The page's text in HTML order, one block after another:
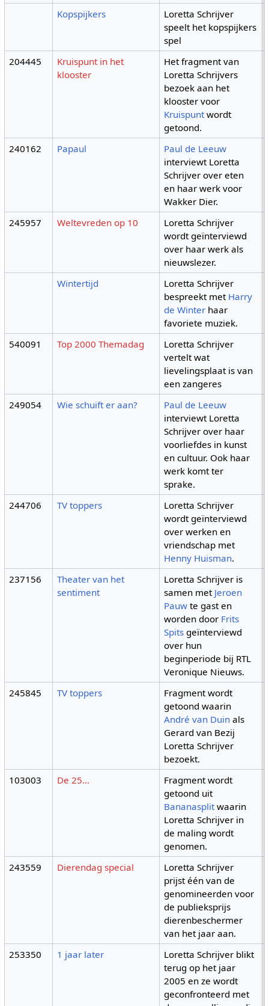
Kopspijkers
Loretta Schrijver
speelt het kopspijkers
spel
204445
Kruispunt in het
klooster
Het fragment van
Loretta Schrijvers
bezoek aan het
klooster voor
Kruispuntwordt
getoond.
240162 Papaul
Paul de Leeuw
interviewt Loretta
Schrijver over eten
en haar werk voor
Wakker Dier.
245957 Weltevreden op 10
Loretta Schrijver
wordt geïnterviewd
over haar werk als
nieuwslezer.
Wintertijd
Loretta Schrijver
bespreekt met Harry
de Winter haar
favoriete muziek.
540091 Top 2000 Themadag
Loretta Schrijver
vertelt wat
lievelingsplaat is van
een zangeres
249054 Wie schuift er aan?
Paul de Leeuw
interviewt Loretta
Schrijver over haar
voorliefdes in kunst
en cultuur. Ook haar
werk komt ter
sprake.
244706 TV toppers
Loretta Schrijver
wordt geïnterviewd
over werken en
vriendschap met
Henny Huisman.
237156
Theater van het
sentiment
Loretta Schrijver is
samen met Jeroen
Pauw te gast en
worden door Frits
Spits geïnterviewd
over hun
beginperiode bij RTL
Veronique Nieuws.
245845 TV toppers
Fragment wordt
getoond waarin
André van Duin als
Gerard van Bezij
Loretta Schrijver
bezoekt.
103003 De 25…
Fragment wordt
getoond uit
Bananasplitwaarin
Loretta Schrijver in
de maling wordt
genomen.
243559 Dierendag special
Loretta Schrijver
prijst één van de
genomineerden voor
de publieksprijs
dierenbeschermer
van het jaar aan.
253350 1 jaar later
Loretta Schrijver blikt
terug op het jaar
2005 en ze wordt
geconfronteerd met